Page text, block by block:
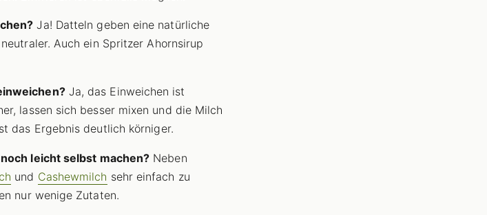
Ja! Datteln geben eine natürliche
Auch ein Spritzer Ahornsirup
Ja, das Einweichen ist
lassen sich besser mixen und die Milch
das Ergebnis deutlich körniger.
leicht selbst machen? Neben
und Cashewmilch sehr einfach zu
nur wenige Zutaten.